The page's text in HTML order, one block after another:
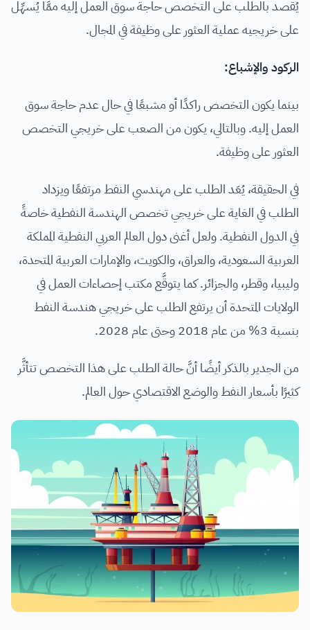
يُقصد بالطلب على التخصص حاجة سوق العمل إليه ممَّا يُسهِّل
على خريجيه عملية العثور على وظيفة في المجال.
الركود والإشباع:
بينما يكون التخصص راكدًا أو مشبعًا في حال عدم حاجة سوق
العمل إليه. وبالتالي، يكون من الصعب على خريجي التخصص
العثور على وظيفة.
في الحقيقة، يُعَد الطلب على مهندسي النفط مرتفعًا ويزداد
الطلب في الغاية على خريجي تخصص الهندسة النفطية خاصةً
في الدول النفطية. ولعل أغنى دول العالم العربي النفطية المملكة
العربية السعودية، والعراق، والكويت، والإمارات العربية المتحدة،
وليبيا، وقطر، والجزائر. كما يتوقَّع مكتب إحصاءات العمل في
الولايات المتحدة أن يرتفع الطلب على خريجي هندسة النفط
بنسبة 3% من عام 2018 وحتى عام 2028.
من الجدير بالذكر أيضًا أنَّ حالة الطلب على هذا التخصص تتأثَّر
كثيرًا بأسعار النفط والوضع الاقتصادي حول العالم.